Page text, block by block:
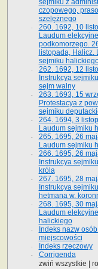
sejmiku z
czopowego,
szelężnego
260. 1692, 10
Laudum elekcyjne
podkomorzego.
listopada, Halicz.
sejmiku
262. 1692, 12
Instrukcya
sejm walny
263. 1693, 15
Protestacya z
sejmiku
264. 1694, 3
Laudum sejmiku
265. 1695, 26
Laudum sejmiku
266. 1695, 26
Instrukcya
króla
267. 1695, 28
Instrukcya
hetmana w.
268. 1695, 30
Laudum
halickiego
Indeks nazw
miejscowości
Indeks rzeczowy
Corrigenda
zwiń wszystkie